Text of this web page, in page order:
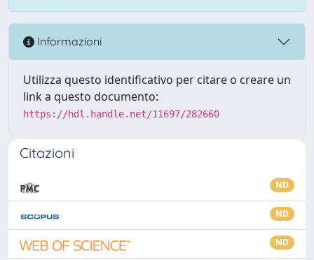
Informazioni
Utilizza questo identificativo per citare o creare un
link a questo documento:
https://hdl.handle.net/11697/282660
Citazioni
ND
ND
ND